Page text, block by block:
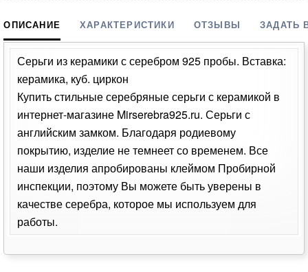
ОПИСАНИЕ ХАРАКТЕРИСТИКИ ОТЗЫВЫ ЗАДАТЬ
Серьги из керамики с серебром 925 пробы. Вставка:
керамика, куб. циркон
Купить стильные серебряные серьги с керамикой в
интернет-магазине Mirserebra925.ru. Серьги с
английским замком. Благодаря родиевому
покрытию, изделие не темнеет со временем. Все
наши изделия апробированы клеймом Пробирной
инспекции, поэтому Вы можете быть уверены в
качестве серебра, которое мы используем для
работы.